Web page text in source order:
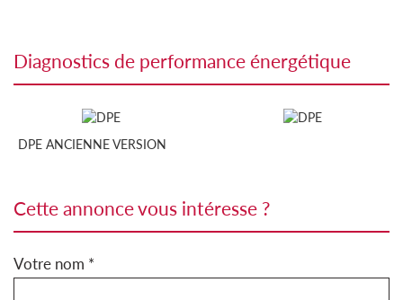
diagnostics de performance énergétique
DPE ANCIENNE VERSION
cette annonce vous intéresse ?
Votre nom *